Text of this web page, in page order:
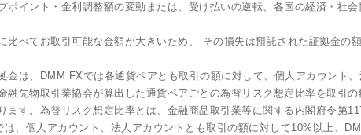
ポイント・金利調整額の変動または、受け払いの逆転、各国の経済・社
比べてお取引可能な金額が大きいため、 その損失は預託された証拠金
金は、DMM FXでは各通貨ペアとも取引の額に対して、個人アカウント
融先物取引業協会が算出した通貨ペアごとの為替リスク想定比率を取引
ます。為替リスク想定比率とは、金融商品取引業等に関する内閣府令第
、個人アカウント、法人アカウントとも取引の額に対して10%以上、